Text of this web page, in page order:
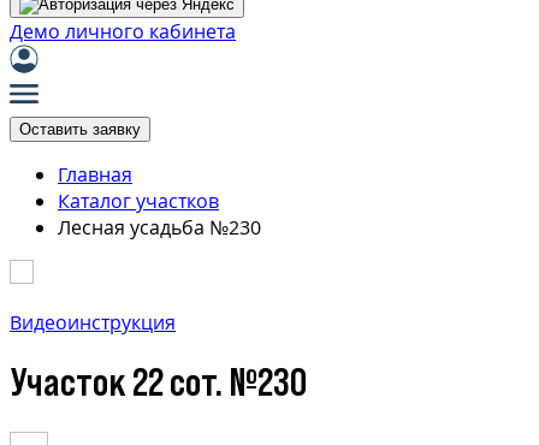
Демо личного кабинета
Оставить заявку
Главная
Каталог участков
Лесная усадьба №230
Видеоинструкция
Участок 22 сот. №230